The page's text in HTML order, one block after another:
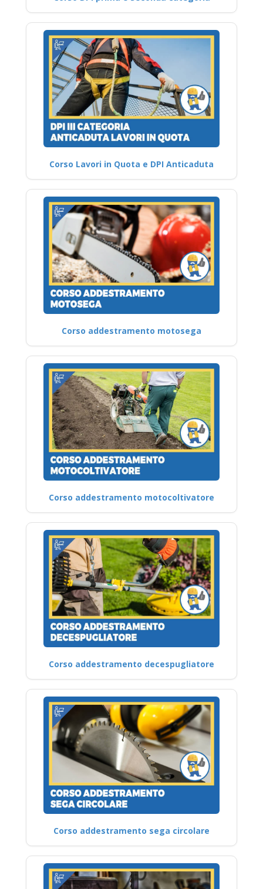
Corso Lavori in Quota e DPI Anticaduta
Corso addestramento motosega
Corso addestramento motocoltivatore
Corso addestramento decespugliatore
Corso addestramento sega circolare